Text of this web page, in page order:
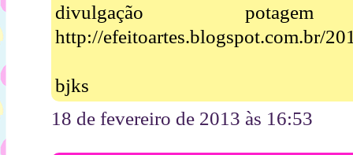
divulgação
http://efeitoartes.blogspot.com.br/
bjks
18 de fevereiro de 2013 às 16:53